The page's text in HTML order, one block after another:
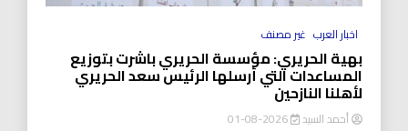
اخبار العرب غير مصنف
بهية الحريري: مؤسسة الحريري باشرت بتوزيع
المساعدات التي أرسلها الرئيس سعد الحريري
لأهلنا النازحين
أحمد السيد 2026-08-01